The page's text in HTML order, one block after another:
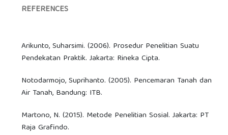
REFERENCES
Arikunto, Suharsimi. (2006). Prosedur Penelitian Suatu
Pendekatan Praktik. Jakarta: Rineka Cipta.
Notodarmojo, Suprihanto. (2005). Pencemaran Tanah dan
Air Tanah, Bandung: ITB.
Martono, N. (2015). Metode Penelitian Sosial. Jakarta: PT
Raja Grafindo.